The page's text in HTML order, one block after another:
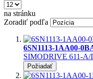
na stránku
Zoradiť podľa
6SN1113-1AA00-
SIMODRIVE 611-
Požiadať